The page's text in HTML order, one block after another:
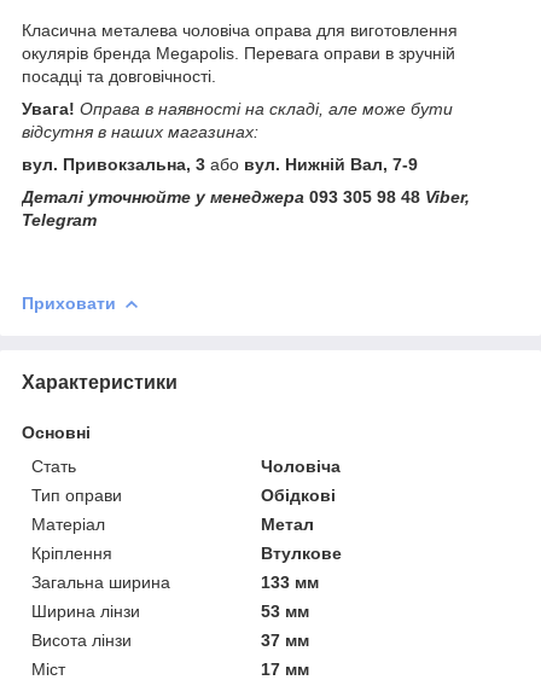
Класична металева чоловіча оправа для виготовлення
окулярів бренда Megapolis. Перевага оправи в зручній
посадці та довговічності.
Увага! Оправа в наявності на складі, але може бути
відсутня в наших магазинах:
вул. Привокзальна, 3 або вул. Нижній Вал, 7-9
Деталі уточнюйте у менеджера 093 305 98 48 Viber,
Telegram
Приховати
Характеристики
Основні
Стать
Чоловіча
Тип оправи
Обідкові
Матеріал
Метал
Кріплення
Втулкове
Загальна ширина
133 мм
Ширина лінзи
53 мм
Висота лінзи
37 мм
Міст
17 мм